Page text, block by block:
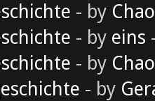
- by
- by eins
- by
- by